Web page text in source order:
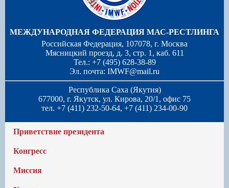
МЕЖДУНАРОДНАЯ ФЕДЕРАЦИЯ МАС-РЕСТЛИНГА
Российская Федерация, 107078, г. Москва
Мясницкий проезд, д. 3, стр. 1, каб. 611
Тел.: +7 (495) 628-38-89
Эл. почта: IMWF@mail.ru
Республика Саха (Якутия)
677000, г. Якутск, ул. Кирова, 20/1, офис 75
тел. +7 (411) 232-50-64, +7 (411) 234-00-90
Приветствие президента
Конгресс
Миссия